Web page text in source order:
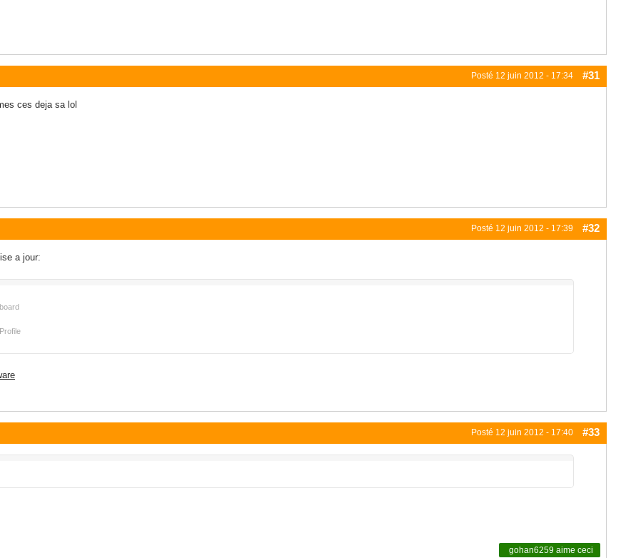
Posté 12 juin 2012 - 17:34 #31
ces deja sa lol
Posté 12 juin 2012 - 17:39 #32
a jour:
Posté 12 juin 2012 - 17:40 #33
gohan6259 aime ceci